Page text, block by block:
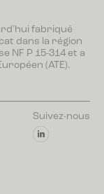
fabriqué
dans la région
NF P 15-314 et a
(ATE).
Suivez-nous